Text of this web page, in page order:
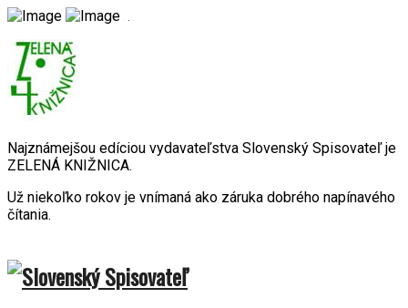
Najznámejšou edíciou vydavateľstva Slovenský Spisovateľ je
ZELENÁ KNIŽNICA.
Už niekoľko rokov je vnímaná ako záruka dobrého napínavého
čítania.